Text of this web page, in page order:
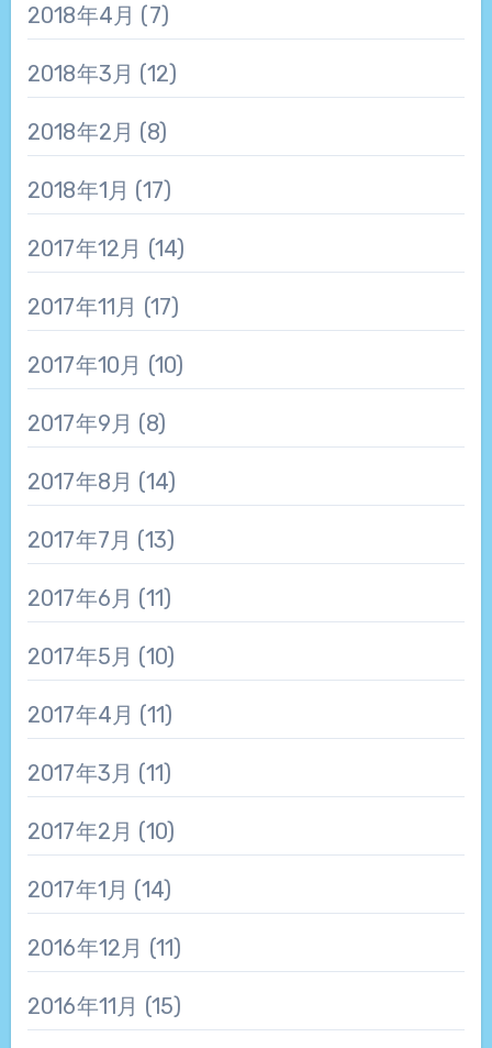
2018年4月 (7)
2018年3月 (12)
2018年2月 (8)
2018年1月 (17)
2017年12月 (14)
2017年11月 (17)
2017年10月 (10)
2017年9月 (8)
2017年8月 (14)
2017年7月 (13)
2017年6月 (11)
2017年5月 (10)
2017年4月 (11)
2017年3月 (11)
2017年2月 (10)
2017年1月 (14)
2016年12月 (11)
2016年11月 (15)